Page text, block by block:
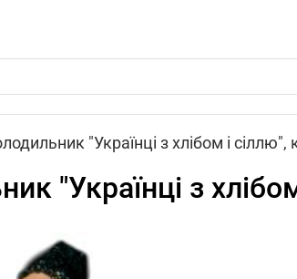
"Українці з хлібом і сіллю",
"Українці з